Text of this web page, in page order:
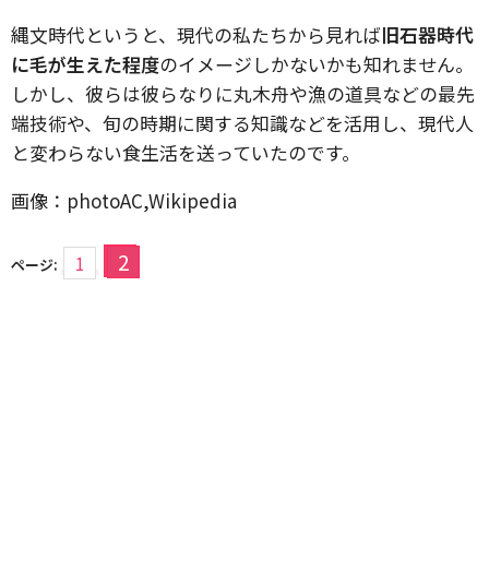
縄文時代というと、現代の私たちから見れば旧石器時代
に毛が生えた程度のイメージしかないかも知れません。
しかし、彼らは彼らなりに丸木舟や漁の道具などの最先
端技術や、旬の時期に関する知識などを活用し、現代人
と変わらない食生活を送っていたのです。
画像：photoAC,Wikipedia
ページ: 1 2